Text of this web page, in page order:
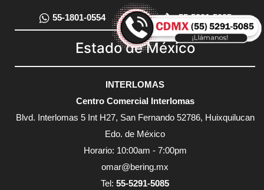
55-1801-0554 55-5291-5085
Estado de México
INTERLOMAS
Centro Comercial Interlomas
Blvd. Interlomas 5 Int H27, San Fernando 52786, Huixquilucan
Edo. de México
Horario: 10:00am - 7:00pm
omar@bering.mx
Tel: 55-5291-5085